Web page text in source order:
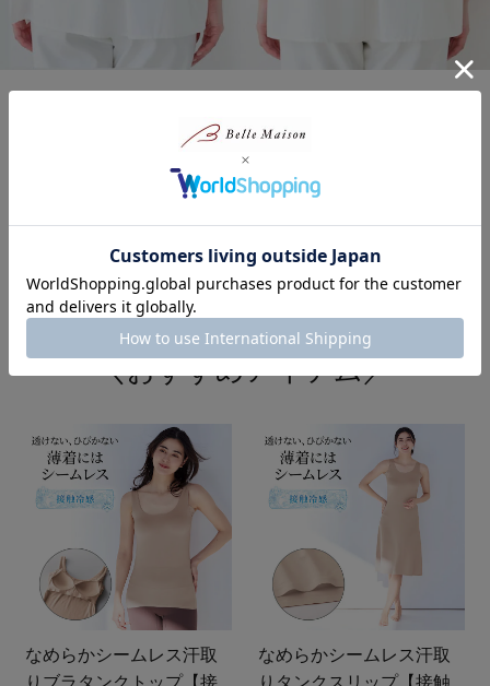
左：ブラジャーのみ着用
右：スキンベージュカラー着用（なめらかシームレ
＼おすすめアイテム／
なめらかシームレス汗取
なめらかシームレス汗取